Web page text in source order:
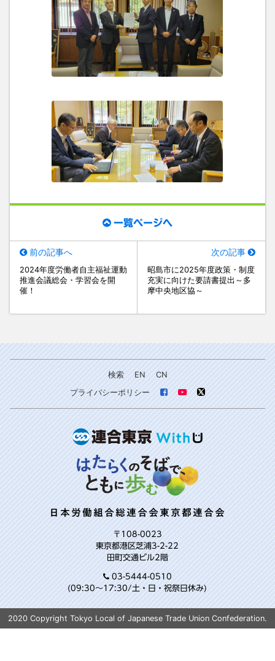
一覧ページへ
前の記事へ
2024年度労働者自主福祉運動
推進会議総会・学習会を開
催！
次の記事
昭島市に2025年度政策・制度
充実に向けた要請書提出～多
摩中央地区協～
検索 EN
CN
プライバシーポリシー
日本労働組合総連合会東京都連合会
〒108-0023
東京都港区芝浦3-2-22
田町交通ビル2階
03-5444-0510
(09:30～17:30/土・日・祝祭日休み)
2020 Copyright Tokyo Local of Japanese Trade Union Confederation.